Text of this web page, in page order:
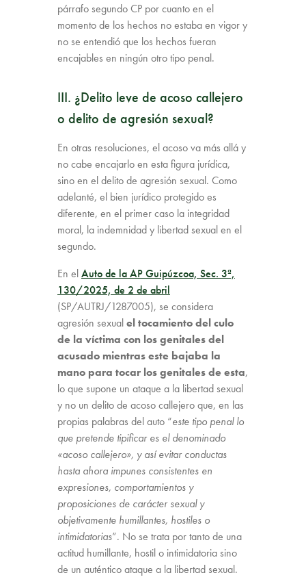
párrafo segundo CP por cuanto en el
momento de los hechos no estaba en vigor y
no se entendió que los hechos fueran
encajables en ningún otro tipo penal.
III. ¿Delito leve de acoso callejero
o delito de agresión sexual?
En otras resoluciones, el acoso va más allá y
no cabe encajarlo en esta figura jurídica,
sino en el delito de agresión sexual. Como
adelanté, el bien jurídico protegido es
diferente, en el primer caso la integridad
moral, la indemnidad y libertad sexual en el
segundo.
En elAuto de la AP Guipúzcoa, Sec. 3ª,
130/2025, de 2 de abril
(SP/AUTRJ/1287005), se considera
agresión sexualel tocamiento del culo
de la víctima con los genitales del
acusado mientras este bajaba la
mano para tocar los genitales de esta,
lo que supone un ataque a la libertad sexual
y no un delito de acoso callejero que, en las
propias palabras del auto “este tipo penal lo
que pretende tipificar es el denominado
«acoso callejero», y así evitar conductas
hasta ahora impunes consistentes en
expresiones, comportamientos y
proposiciones de carácter sexual y
objetivamente humillantes, hostiles o
intimidatorias”. No se trata por tanto de una
actitud humillante, hostil o intimidatoria sino
de un auténtico ataque a la libertad sexual.